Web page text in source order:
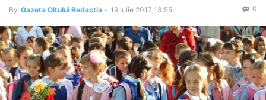
By Gazeta Oltului Redactia - 19 iulie 2017 13:55 0